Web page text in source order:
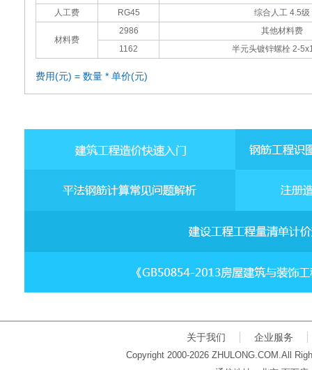
人工费 RG45 综合人工 4.5级
材料费
2986
其他材料费
1162
半元头镀锌螺栓 2-
费用(元) = 数量 * 单价(元)
关于我们 企业服务
Copyright 2000-2026 ZHULONG.COM.All